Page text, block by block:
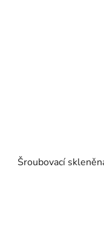
Šroubovací